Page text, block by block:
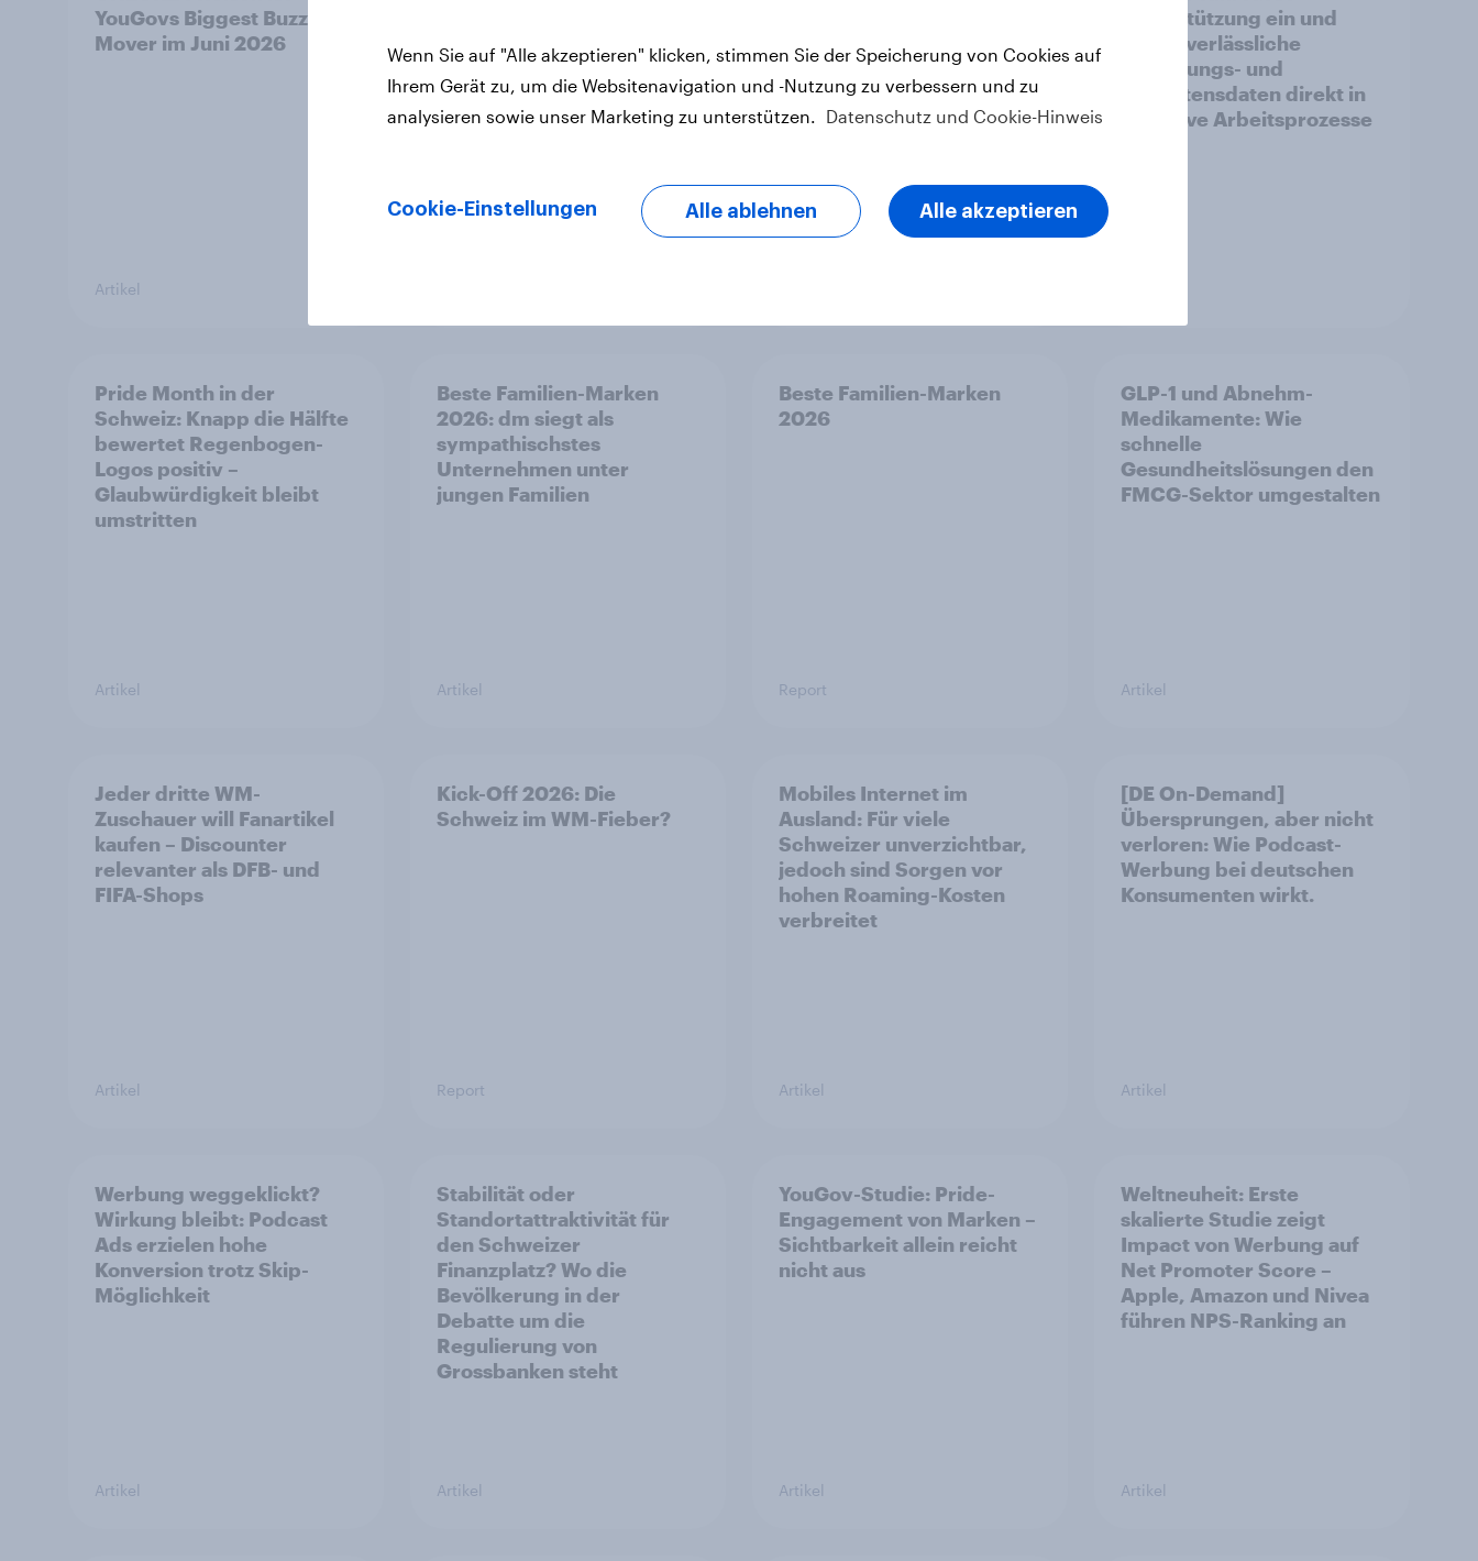
YouGovs Biggest Buzz
Mover im Juni 2026
Artikel
und Wirkung
Mobilitätsverhalten –
Deutsche steigen bei
längeren Strecken vom
Auto auf öffentliche
Unterstützung ein und
bringt verlässliche
Befragungs- und
Verhaltensdaten direkt in
KI-native Arbeitsprozesse
Pride Month in der
Schweiz: Knapp die Hälfte
bewertet Regenbogen-
Logos positiv –
Glaubwürdigkeit bleibt
umstritten
Artikel
Beste Familien-Marken
2026: dm siegt als
sympathischstes
Unternehmen unter
jungen Familien
Artikel
Beste Familien-Marken
2026
Report
GLP-1 und Abnehm-
Medikamente: Wie
schnelle
Gesundheitslösungen den
FMCG-Sektor umgestalten
Artikel
Jeder dritte WM-
Zuschauer will Fanartikel
kaufen – Discounter
relevanter als DFB- und
FIFA-Shops
Artikel
Kick-Off 2026: Die
Schweiz im WM-Fieber?​
Report
Mobiles Internet im
Ausland: Für viele
Schweizer unverzichtbar,
jedoch sind Sorgen vor
hohen Roaming-Kosten
verbreitet
Artikel
[DE On-Demand]
Übersprungen, aber nicht
verloren: Wie Podcast-
Werbung bei deutschen
Konsumenten wirkt.
Artikel
Werbung weggeklickt?
Wirkung bleibt: Podcast
Ads erzielen hohe
Konversion trotz Skip-
Möglichkeit
Artikel
Stabilität oder
Standortattraktivität für
den Schweizer
Finanzplatz? Wo die
Bevölkerung in der
Debatte um die
Regulierung von
Grossbanken steht
Artikel
YouGov-Studie: Pride-
Engagement von Marken –
Sichtbarkeit allein reicht
nicht aus
Artikel
Weltneuheit: Erste
skalierte Studie zeigt
Impact von Werbung auf
Net Promoter Score –
Apple, Amazon und Nivea
führen NPS-Ranking an
Artikel
Wenn Sie auf "Alle akzeptieren" klicken, stimmen Sie der Speicherung von Cookies auf
Ihrem Gerät zu, um die Websitenavigation und -Nutzung zu verbessern und zu
analysieren sowie unser Marketing zu unterstützen. Datenschutz und Cookie-Hinweis
Cookie-Einstellungen Alle ablehnen Alle akzeptieren